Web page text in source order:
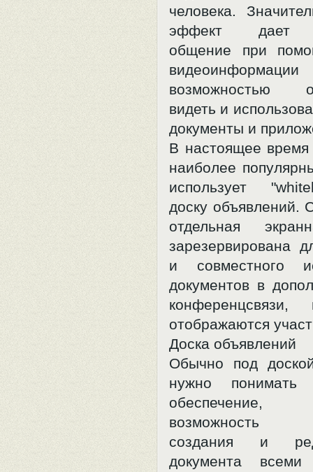
человека.
эффект дает
общение при
возможностью
видеть и
документы и
В настоящее время
наиболее
использует
доску объявлений.
отдельная
зарезервирована
и совместного
документов в
отображаются
Доска объявлений
Обычно под
нужно понимать
возможность
создания и
документа всеми